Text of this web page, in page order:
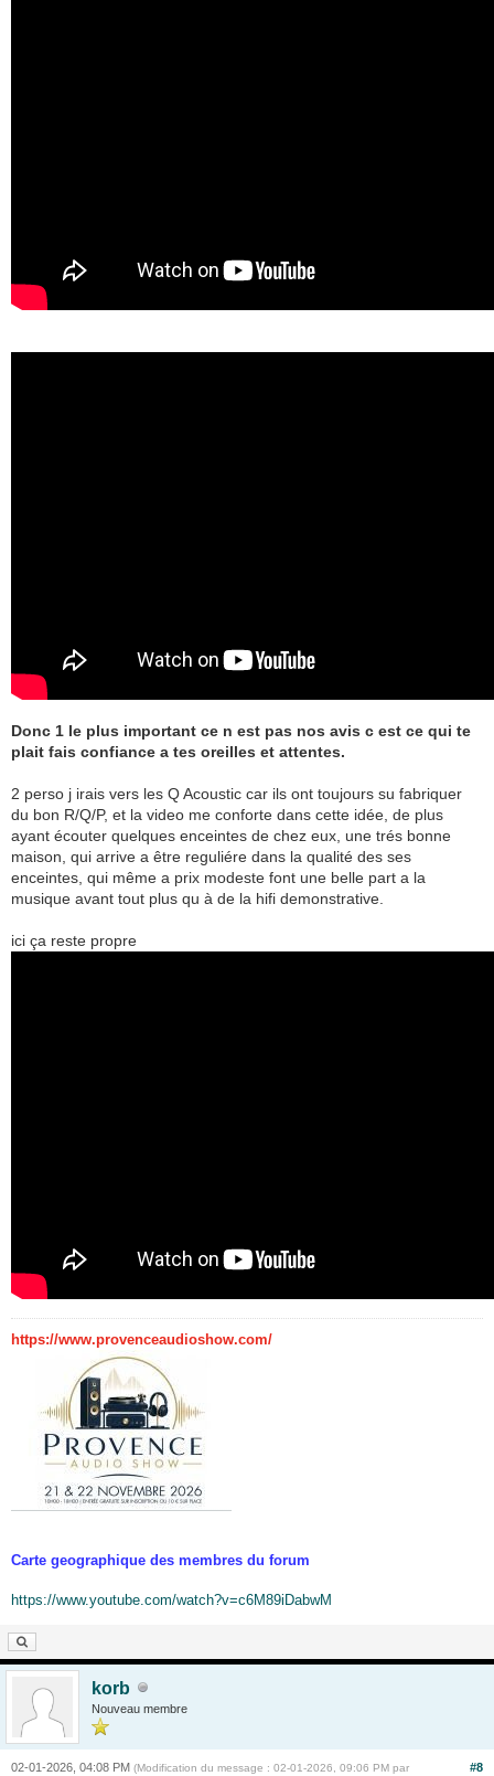
Donc 1 le plus important ce n est pas nos avis c est ce qui te
plait fais confiance a tes oreilles et attentes.
2 perso j irais vers les Q Acoustic car ils ont toujours su fabriquer
du bon R/Q/P, et la video me conforte dans cette idée, de plus
ayant écouter quelques enceintes de chez eux, une trés bonne
maison, qui arrive a être reguliére dans la qualité des ses
enceintes, qui même a prix modeste font une belle part a la
musique avant tout plus qu à de la hifi demonstrative.
ici ça reste propre
https://www.provenceaudioshow.com/
Carte geographique des membres du forum
https://www.youtube.com/watch?v=c6M89iDabwM
korb
Nouveau membre
#8
02-01-2026, 04:08 PM (Modification du message : 02-01-2026, 09:06 PM par